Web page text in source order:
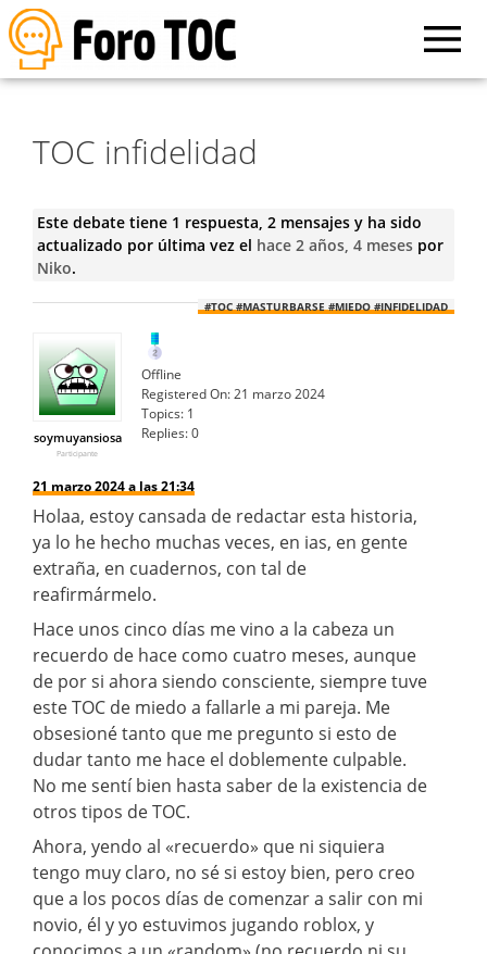
TOC infidelidad
Este debate tiene 1 respuesta, 2 mensajes y ha sido
actualizado por última vez el hace 2 años, 4 mesespor
Niko.
#TOC #MASTURBARSE #MIEDO #INFIDELIDAD
soymuyansiosa
Participante
Offline
Registered On:21 marzo 2024
Topics: 1
Replies:0
21 marzo 2024 a las 21:34
Holaa, estoy cansada de redactar esta historia,
ya lo he hecho muchas veces, en ias, en gente
extraña, en cuadernos, con tal de
reafirmármelo.
Hace unos cinco días me vino a la cabeza un
recuerdo de hace como cuatro meses, aunque
de por si ahora siendo consciente, siempre tuve
este TOC de miedo a fallarle a mi pareja. Me
obsesioné tanto que me pregunto si esto de
dudar tanto me hace el doblemente culpable.
No me sentí bien hasta saber de la existencia de
otros tipos de TOC.
Ahora, yendo al «recuerdo» que ni siquiera
tengo muy claro, no sé si estoy bien, pero creo
que a los pocos días de comenzar a salir con mi
novio, él y yo estuvimos jugando roblox, y